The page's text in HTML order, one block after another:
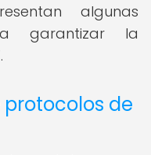
algunas
garantizar la
de